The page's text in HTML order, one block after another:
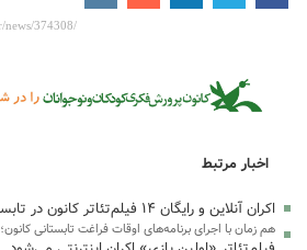
اخبار مرتبط
اکران آنلاین و رایگان ۱۴ فیلم‌تئاتر کانون در تابستان ۱۴۰۵
هم زمان با اجرای برنامه‌های اوقات فراغت تابستانی کانون؛